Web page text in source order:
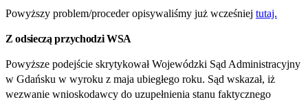
Powyższy problem/proceder opisywaliśmy już wcześniej tutaj.
Z odsieczą przychodzi WSA
Powyższe podejście skrytykował Wojewódzki Sąd Administracyjny
w Gdańsku w wyroku z maja ubiegłego roku. Sąd wskazał, iż
wezwanie wnioskodawcy do uzupełnienia stanu faktycznego